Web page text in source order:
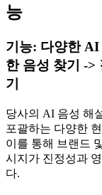
능
기능: 다양한 AI
한 음성 찾기 ->
기
당사의 AI 음성 해
포괄하는 다양한
이를 통해 브랜드
시지가 진정성과
다.